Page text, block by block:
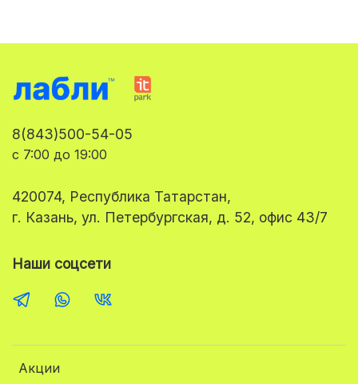
Акции
8(843)500-54-05
с 7:00 до 19:00
420074, Республика Татарстан,
г. Казань, ул. Петербургская, д. 52, офис 43/7
Наши соцсети